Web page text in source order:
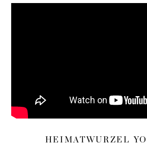
HEIMATWURZEL